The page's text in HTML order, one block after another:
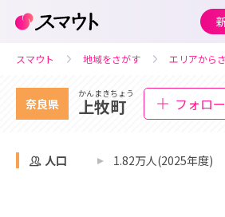
スマウト 地域をさがす エリアから
奈良県
かんまきちょう
上牧町 フォロー
人口 1.82万人(2025年度)